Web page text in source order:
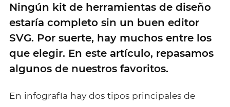
Ningún kit de herramientas de diseño
estaría completo sin un buen editor
SVG. Por suerte, hay muchos entre los
que elegir. En este artículo, repasamos
algunos de nuestros favoritos.
En infografía hay dos tipos principales de